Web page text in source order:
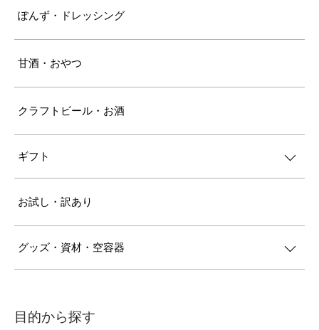
ぽんず・ドレッシング
甘酒・おやつ
クラフトビール・お酒
ギフト
お試し・訳あり
グッズ・資材・空容器
目的から探す